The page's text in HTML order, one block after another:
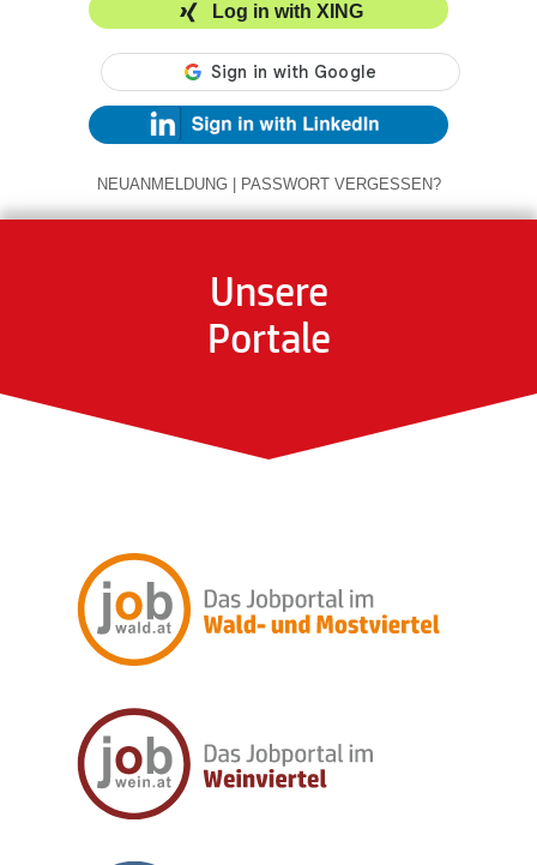
Log in with XING
NEUANMELDUNG | PASSWORT VERGESSEN?
Unsere
Portale